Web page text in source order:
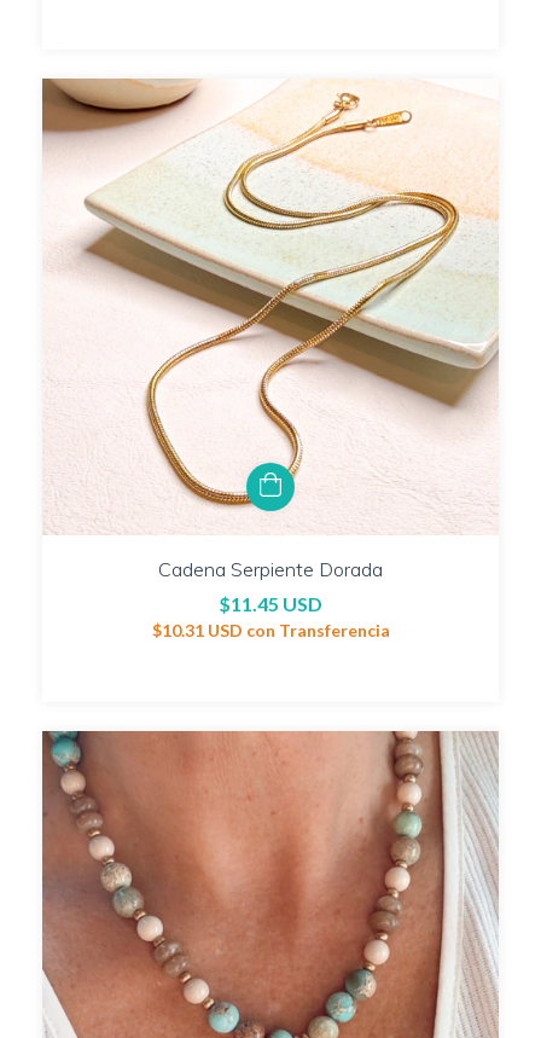
Cadena Serpiente Dorada
$11.45 USD
$10.31 USD con Transferencia